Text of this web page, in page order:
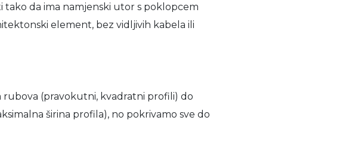
tako da ima namjenski utor s poklopcem
element, bez vidljivih kabela ili
(pravokutni, kvadratni profili) do
širina profila), no pokrivamo sve do